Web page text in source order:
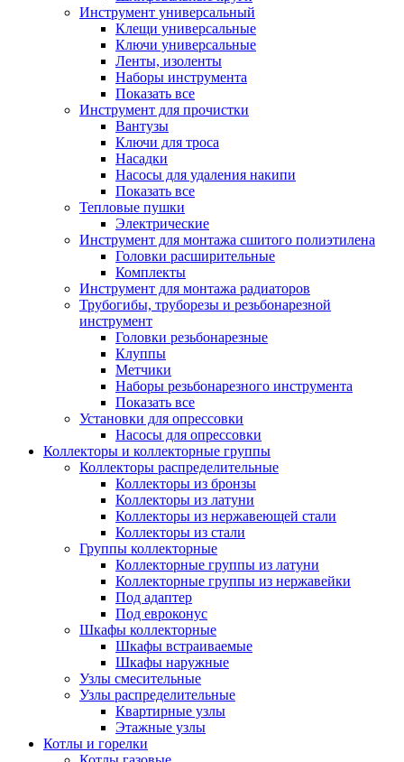
Инструмент универсальный
Клещи универсальные
Ключи универсальные
Ленты, изоленты
Наборы инструмента
Показать все
Инструмент для прочистки
Вантузы
Ключи для троса
Насадки
Насосы для удаления накипи
Показать все
Тепловые пушки
Электрические
Инструмент для монтажа сшитого полиэтилена
Головки расширительные
Комплекты
Инструмент для монтажа радиаторов
Трубогибы, труборезы и резьбонарезной
инструмент
Головки резьбонарезные
Клуппы
Метчики
Наборы резьбонарезного инструмента
Показать все
Установки для опрессовки
Насосы для опрессовки
Коллекторы и коллекторные группы
Коллекторы распределительные
Коллекторы из бронзы
Коллекторы из латуни
Коллекторы из нержавеющей стали
Коллекторы из стали
Группы коллекторные
Коллекторные группы из латуни
Коллекторные группы из нержавейки
Под адаптер
Под евроконус
Шкафы коллекторные
Шкафы встраиваемые
Шкафы наружные
Узлы смесительные
Узлы распределительные
Квартирные узлы
Этажные узлы
Котлы и горелки